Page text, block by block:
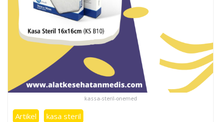
kassa-steril-onemed
Artikel kasa steril